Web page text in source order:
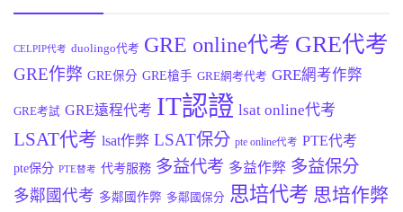
CELPIP代考 duolingo代考 GRE online代考 GRE代考
GRE作弊 GRE保分 GRE槍手 GRE網考代考 GRE網考作弊
GRE考試 GRE遠程代考 IT認證 lsat online代考
LSAT代考 lsat作弊 LSAT保分 pte online代考 PTE代考
pte保分 PTE替考 代考服務 多益代考 多益作弊 多益保分
多鄰國代考 多鄰國作弊 多鄰國保分 思培代考 思培作弊